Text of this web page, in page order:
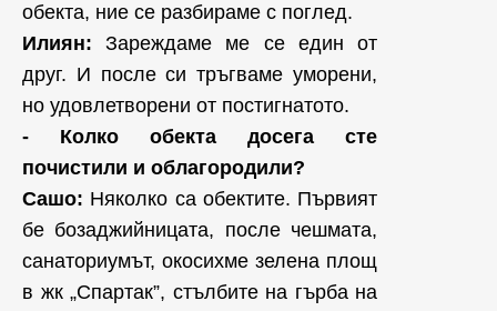
обекта, ние се разбираме с поглед.
Илиян:Зареждаме ме се един от
друг. И после си тръгваме уморени,
но удовлетворени от постигнатото.
- Колко обекта досега сте
почистили и облагородили?
Сашо: Няколко са обектите. Първият
бе бозаджийницата, после чешмата,
санаториумът, окосихме зелена площ
в жк „Спартак”, стълбите на гърба на